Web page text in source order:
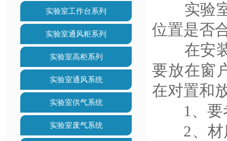
实验室工作台系列
实验室通风柜系列
实验室高柜系列
实验室通风系统
实验室供气系统
实验室废气系统
实验室
位置是否
在安装
要放在窗
在对置和
1、要考
2、材质